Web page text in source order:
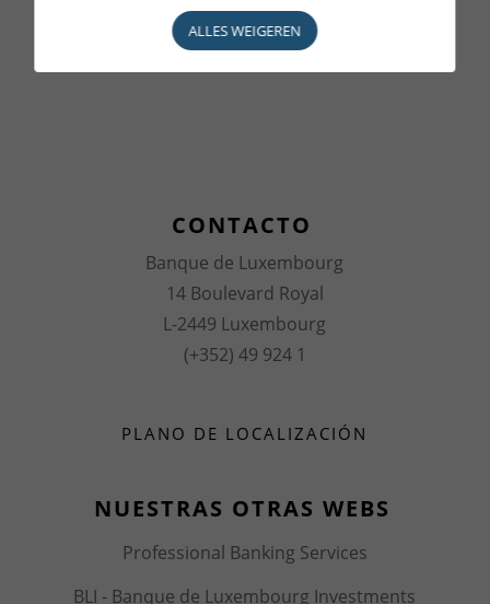
CONTACTO
Banque de Luxembourg
14 Boulevard Royal
L-2449 Luxembourg
(+352) 49 924 1
PLANO DE LOCALIZACIÓN
NUESTRAS OTRAS WEBS
Professional Banking Services
BLI - Banque de Luxembourg Investments
ALLES WEIGEREN